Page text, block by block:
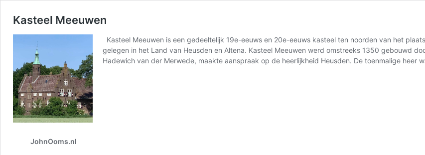
Kasteel Meeuwen
Kasteel Meeuwen is een gedeeltelijk 19e-eeuws en 20e-eeuws kasteel ten noorden van het
gelegen in het Land van Heusden en Altena. Kasteel Meeuwen werd omstreeks 1350 gebouwd
Hadewich van der Merwede, maakte aanspraak op de heerlijkheid Heusden. De toenmalige heer
JohnOoms.nl